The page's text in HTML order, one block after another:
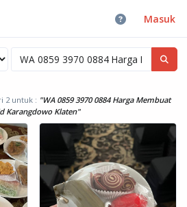
Masuk
2 untuk : "WA 0859 3970 0884 Harga Membuat
Karangdowo Klaten"